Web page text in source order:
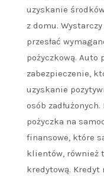
uzyskanie
z domu.
przesłać
pożyczkową. Auto
zabezpieczenie,
uzyskanie
osób
pożyczka na
finansowe, które
klientów, również
kredytową. Kredyt